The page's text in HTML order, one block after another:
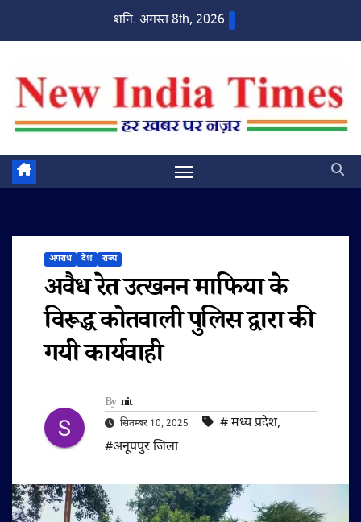
शनि. अगस्त 8th, 2026
अपराध देश राज्य
अवैध रेत उत्खनन माफिया के
विरूद्ध कोतवाली पुलिस द्वारा की
गयी कार्यवाही
By nit
सितम्बर 10, 2025 #‌ मध्य प्रदेश,
#अनूपपुर जिला